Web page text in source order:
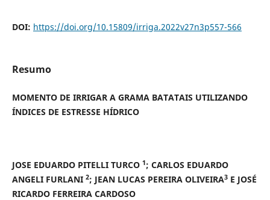
DOI: https://doi.org/10.15809/irriga.2022v27n3p557-566
Resumo
MOMENTO DE IRRIGAR A GRAMA BATATAIS UTILIZANDO
ÍNDICES DE ESTRESSE HÍDRICO
JOSE EDUARDO PITELLI TURCO 1; CARLOS EDUARDO
ANGELI FURLANI 2; JEAN LUCAS PEREIRA OLIVEIRA3E JOSÉ
RICARDO FERREIRA CARDOSO